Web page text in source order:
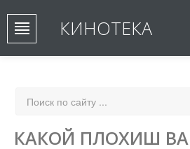
КИНОТЕКА
КАКОЙ ПЛОХИШ